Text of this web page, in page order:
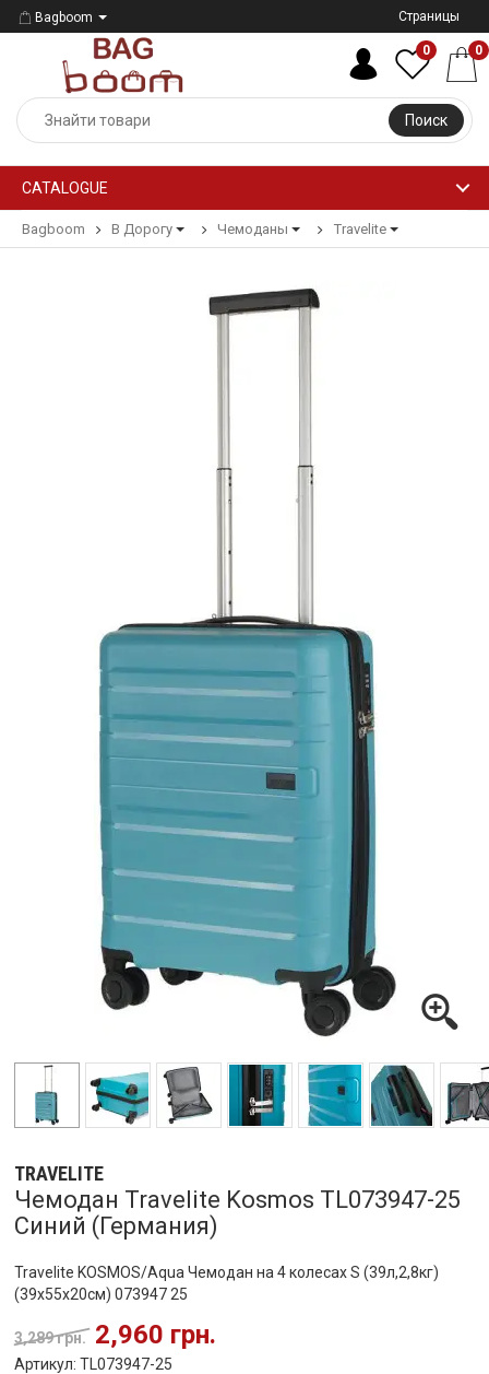
Bagboom Страницы
Поиск
0 0
CATALOGUE
Bagboom В Дорогу Чемоданы Travelite
TRAVELITE
Чемодан Travelite Kosmos TL073947-25
Синий (Германия)
Travelite KOSMOS/Aqua Чемодан на 4 колесах S (39л,2,8кг)
(39x55x20см) 073947 25
3,289 грн. 2,960 грн.
Артикул: TL073947-25